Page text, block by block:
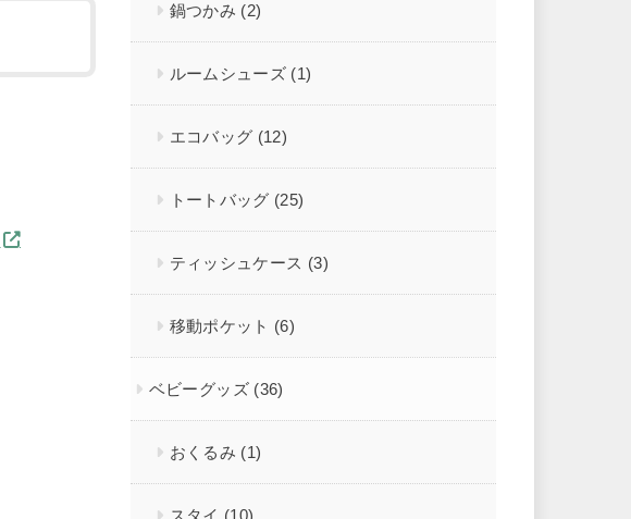
鍋つかみ (2)
ルームシューズ (1)
エコバッグ (12)
トートバッグ (25)
ティッシュケース (3)
移動ポケット (6)
ベビーグッズ (36)
おくるみ (1)
スタイ (10)